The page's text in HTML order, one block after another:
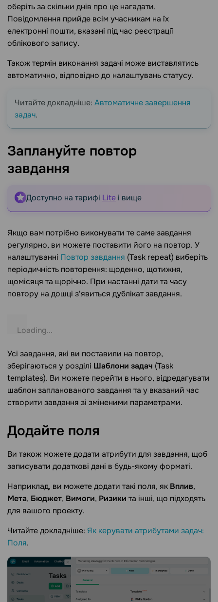
оберіть за скільки днів про це нагадати.
Повідомлення прийде всім учасникам на їх
електронні пошти, вказані під час реєстрації
облікового запису.
Також термін виконання задачі може виставлятись
автоматично, відповідно до налаштувань статусу.
Читайте докладніше: Автоматичне завершення
задач.
Заплануйте повтор
завдання
Доступно на тарифі Lite і вище
Якщо вам потрібно виконувати те саме завдання
регулярно, ви можете поставити його на повтор. У
налаштуванні Повтор завдання (Task repeat) виберіть
періодичність повторення: щоденно, щотижня,
щомісяця та щорічно. При настанні дати та часу
повтору на дошці з'явиться дублікат завдання.
Усі завдання, які ви поставили на повтор,
зберігаються у розділі Шаблони задач (Task
templates). Ви можете перейти в нього, відредагувати
шаблон запланованого завдання та у вказаний час
створити завдання зі зміненими параметрами.
Додайте поля
Ви також можете додати атрибути для завдання, щоб
записувати додаткові дані в будь-якому форматі.
Наприклад, ви можете додати такі поля, як Вплив,
Мета, Бюджет, Вимоги, Ризики та інші, що підходять
для вашого проекту.
Читайте докладніше: Як керувати атрибутами задач:
Поля.